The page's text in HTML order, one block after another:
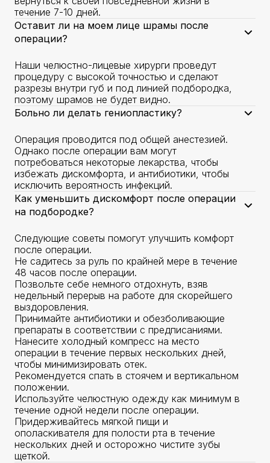
течение 7-10 дней.
Оставит ли на моем лице шрамы после
операции?
Наши челюстно-лицевые хирурги проведут
процедуру с высокой точностью и сделают
разрезы внутри губ и под линией подбородка,
поэтому шрамов не будет видно.
Больно ли делать гениопластику?
Операция проводится под общей анестезией.
Однако после операции вам могут
потребоваться некоторые лекарства, чтобы
избежать дискомфорта, и антибиотики, чтобы
исключить вероятность инфекций.
Как уменьшить дискомфорт после операции
на подбородке?
Следующие советы помогут улучшить комфорт
после операции.
Не садитесь за руль по крайней мере в течение
48 часов после операции.
Позвольте себе немного отдохнуть, взяв
недельный перерыв на работе для скорейшего
выздоровления.
Принимайте антибиотики и обезболивающие
препараты в соответствии с предписаниями.
Нанесите холодный компресс на место
операции в течение первых нескольких дней,
чтобы минимизировать отек.
Рекомендуется спать в стоячем и вертикальном
положении.
Используйте челюстную одежду как минимум в
течение одной недели после операции.
Придерживайтесь мягкой пищи и
ополаскивателя для полости рта в течение
нескольких дней и осторожно чистите зубы
щеткой.